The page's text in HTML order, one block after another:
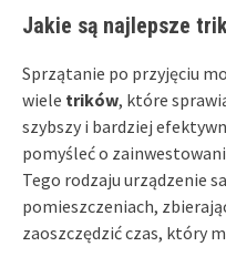
Jakie są najlepsze
Sprzątanie po przyjęciu
wiele trików, które
szybszy i bardziej
pomyśleć o
Tego rodzaju urządzenie
pomieszczeniach,
zaoszczędzić czas, który